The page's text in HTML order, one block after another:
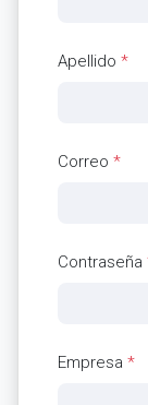
Apellido *
Correo *
Contraseña
Empresa *